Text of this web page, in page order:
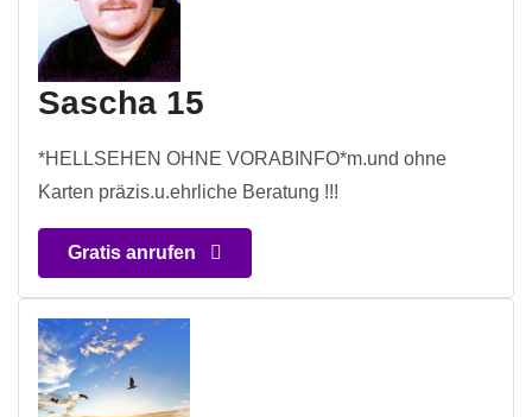
Sascha 15
*HELLSEHEN OHNE VORABINFO*m.und ohne
Karten präzis.u.ehrliche Beratung !!!
Gratis anrufen